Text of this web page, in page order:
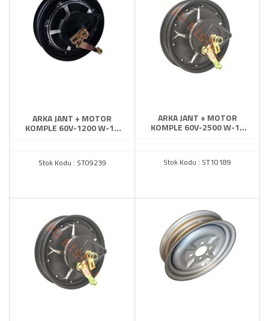
Diğer
ARKA JANT + MOTOR
KOMPLE 60V-1200 W-10
Stok Kodu : ST09239
ARKA JANT + MOTOR
KOMPLE 60V-2500 W-10
Stok Kodu : ST10189